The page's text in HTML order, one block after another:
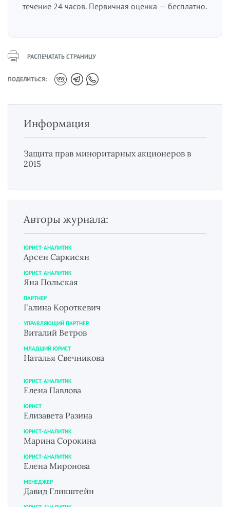
течение 24 часов. Первичная оценка — бесплатно.
РАСПЕЧАТАТЬ СТРАНИЦУ
ПОДЕЛИТЬСЯ:
Информация
Защита прав миноритарных акционеров в
2015
Авторы журнала:
ЮРИСТ-АНАЛИТИК
Арсен Саркисян
ЮРИСТ-АНАЛИТИК
Яна Польская
ПАРТНЕР
Галина Короткевич
УПРАВЛЯЮЩИЙ ПАРТНЕР
Виталий Ветров
МЛАДШИЙ ЮРИСТ
Наталья Свечникова
ЮРИСТ-АНАЛИТИК
Елена Павлова
ЮРИСТ
Елизавета Разина
ЮРИСТ-АНАЛИТИК
Марина Сорокина
ЮРИСТ-АНАЛИТИК
Елена Миронова
МЕНЕДЖЕР
Давид Гликштейн